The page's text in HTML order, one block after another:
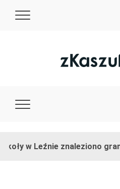
w Leźnie znaleziono granat!